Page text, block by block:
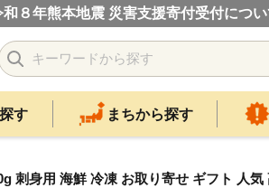
和８年熊本地震 災害支援寄付受付につい
す まちから探す
刺身用 海鮮 冷凍 お取り寄せ ギフト 人